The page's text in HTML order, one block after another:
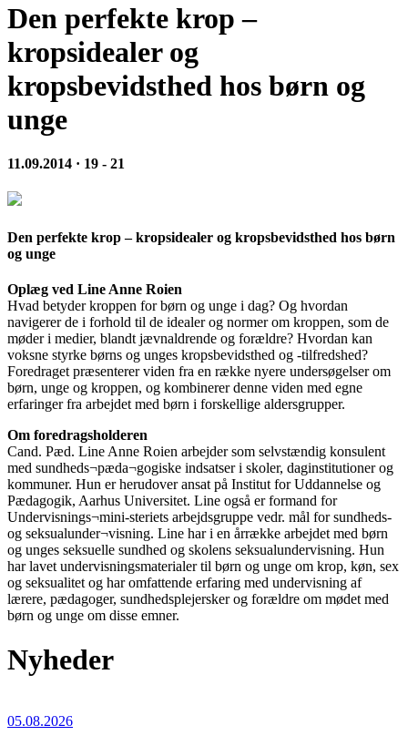
Den perfekte krop –
kropsidealer og
kropsbevidsthed hos børn og
unge
11.09.2014 · 19 - 21
Den perfekte krop – kropsidealer og kropsbevidsthed hos børn
og unge
Oplæg ved Line Anne Roien
Hvad betyder kroppen for børn og unge i dag? Og hvordan
navigerer de i forhold til de idealer og normer om kroppen, som de
møder i medier, blandt jævnaldrende og forældre? Hvordan kan
voksne styrke børns og unges kropsbevidsthed og -tilfredshed?
Foredraget præsenterer viden fra en række nyere undersøgelser om
børn, unge og kroppen, og kombinerer denne viden med egne
erfaringer fra arbejdet med børn i forskellige aldersgrupper.
Om foredragsholderen
Cand. Pæd. Line Anne Roien arbejder som selvstændig konsulent
med sundheds¬pæda¬gogiske indsatser i skoler, daginstitutioner og
kommuner. Hun er herudover ansat på Institut for Uddannelse og
Pædagogik, Aarhus Universitet. Line også er formand for
Undervisnings¬mini-steriets arbejdsgruppe vedr. mål for sundheds-
og seksualunder¬visning. Line har i en årrække arbejdet med børn
og unges seksuelle sundhed og skolens seksualundervisning. Hun
har lavet undervisningsmaterialer til børn og unge om krop, køn, sex
og seksualitet og har omfattende erfaring med undervisning af
lærere, pædagoger, sundhedsplejersker og forældre om mødet med
børn og unge om disse emner.
Nyheder
05.08.2026